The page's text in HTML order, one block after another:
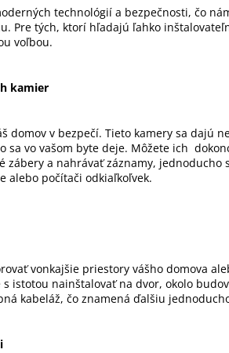
i
e
p
v
k
v
ý
p
i
technológií a bezpečnosti, čo
Pre tých, ktorí hľadajú ľahko
voľbou.
kamier
domov v bezpečí. Tieto kamery sa dajú
vo vašom byte deje. Môžete ich
zábery a nahrávať záznamy, jednoducho
alebo počítači odkiaľkoľvek.
vonkajšie priestory vášho domova
istotou nainštalovať na dvor, okolo
kabeláž, čo znamená ďalšiu